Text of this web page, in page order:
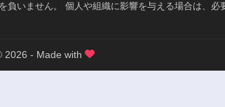
負いません。 個人や組織に影響を与える場合は、必
2026 - Made with